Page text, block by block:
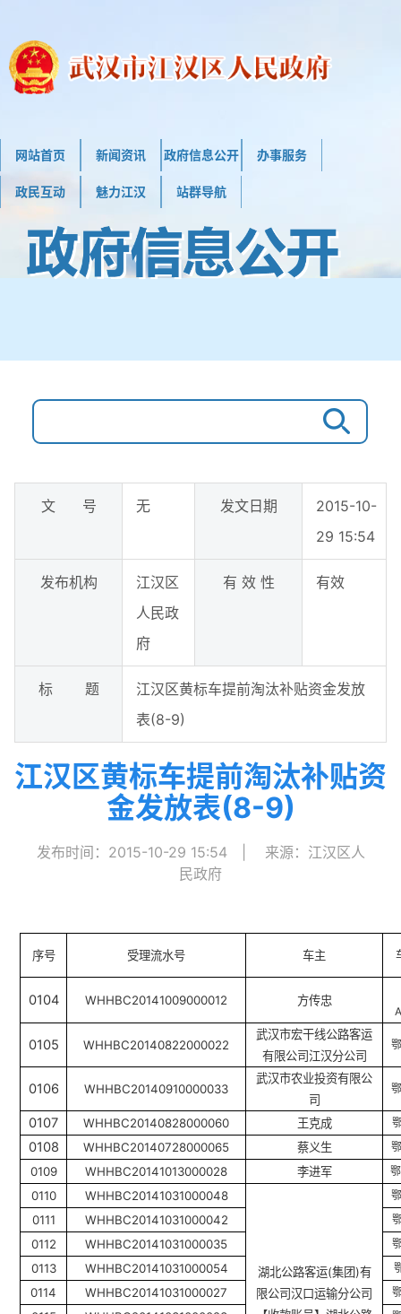
网站首页 新闻资讯 政府信息公开 办事服务
政民互动 魅力江汉 站群导航
文 号 无 发文日期
2015-10-
29 15:54
发布机构
江汉区
人民政
府
有 效 性 有效
标 题
江汉区黄标车提前淘汰补贴资金发放
表(8-9)
江汉区黄标车提前淘汰补贴资
金发放表(8-9)
发布时间：2015-10-29 15:54
来源：江汉区人
民政府
序号 受理流水号 车主
0104 WHHBC20141009000012 方传忠
0105 WHHBC20140822000022
武汉市宏干线公路客运
有限公司江汉分公司
0106 WHHBC20140910000033
武汉市农业投资有限公
司
0107 WHHBC20140828000060 王克成
0108 WHHBC20140728000065 蔡义生
0109 WHHBC20141013000028 李进军 鄂
0110 WHHBC20141031000048
湖北公路客运(集团)有
限公司汉口运输分公司
0111 WHHBC20141031000042
0112 WHHBC20141031000035
0113 WHHBC20141031000054
0114 WHHBC20141031000027